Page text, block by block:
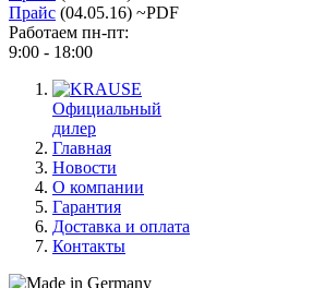
Прайс (04.05.16) ~PDF
Работаем пн-пт:
9:00 - 18:00
Официальный
дилер
Главная
Новости
О компании
Гарантия
Доставка и оплата
Контакты